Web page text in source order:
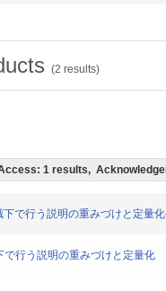
(2 results)
1 results,
下で行う説明の重みづけと定量
行う説明の重みづけと定量化